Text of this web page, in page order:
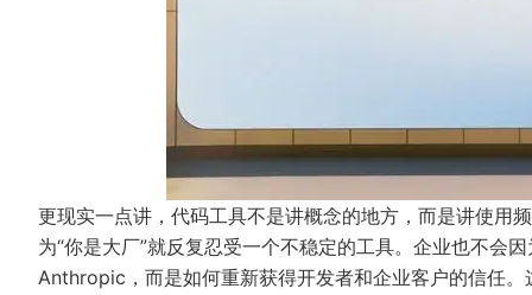
更现实一点讲，代码工具不是讲概念的地方，而是讲使用
为“你是大厂”就反复忍受一个不稳定的工具。企业也不会
Anthropic，而是如何重新获得开发者和企业客户的信任